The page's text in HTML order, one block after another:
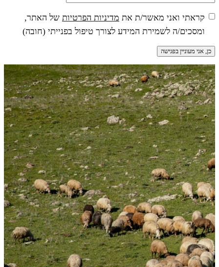
קראתי ואני מאשר/ת את מדיניות הפרטיות של האתר,
ומסכים/ה לשמירת המידע לצורך טיפול בפנייתי (חובה)